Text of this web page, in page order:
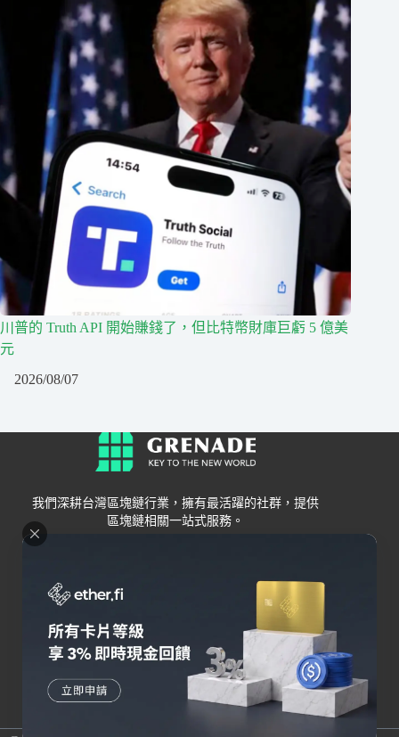
川普的 Truth API 開始賺錢了，但比特幣財庫巨虧 5 億美
元
2026/08/07
我們深耕台灣區塊鏈行業，擁有最活躍的社群，提供
區塊鏈相關一站式服務。
Grenade
關於我們
聯絡我們
錢包
交易所
Bybit
OKX
HOYA BIT
其他